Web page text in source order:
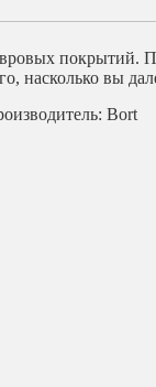
покрытий.
насколько вы
Bort